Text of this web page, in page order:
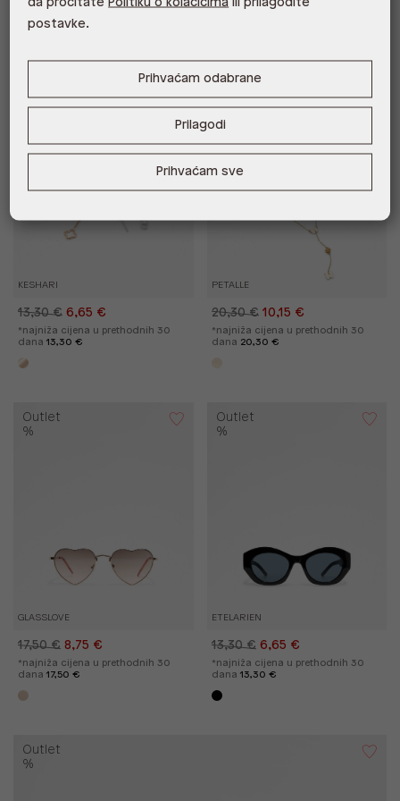
dana 20,30 €
dana 18,20 €
KESHARI
%
13,30 € 6,65 €
*najniža cijena u prethodnih 30
dana 13,30 €
PETALLE
Outlet
%
20,30 € 10,15 €
*najniža cijena u prethodnih 30
dana 20,30 €
GLASSLOVE
Outlet
%
17,50 € 8,75 €
*najniža cijena u prethodnih 30
dana 17,50 €
ETELARIEN
Outlet
%
13,30 € 6,65 €
*najniža cijena u prethodnih 30
dana 13,30 €
Outlet
%
da pročitate Politiku o kolačićima ili prilagodite
postavke.
Prihvaćam odabrane
Prilagodi
Prihvaćam sve